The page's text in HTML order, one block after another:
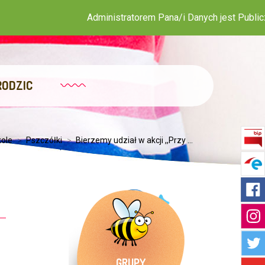
Administratorem Pana/i Danych jest Publiczne
> Pszczółki > Bierzemy udział w akcji ,,Przy ...